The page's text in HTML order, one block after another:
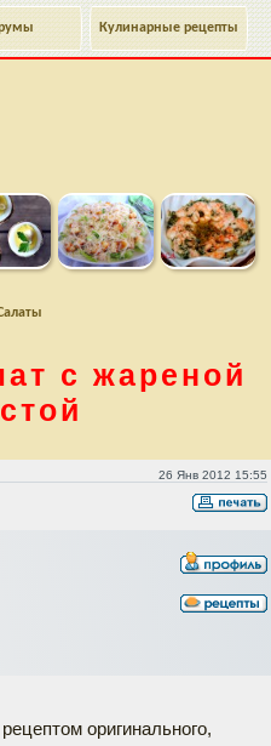
Кулинарные рецепты
с жареной
26 Янв 2012 15:55
оригинального,